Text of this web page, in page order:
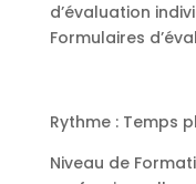
d’évaluation
Formulaires
Rythme : Temps
Niveau de